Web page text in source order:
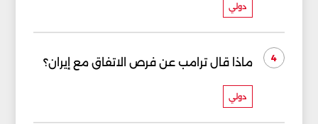
دولي
4 ماذا قال ترامب عن فرص الاتفاق مع إيران؟
دولي